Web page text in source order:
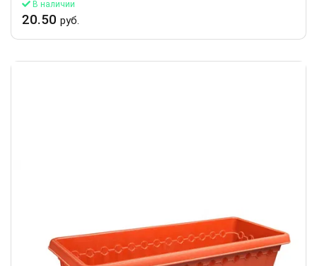
В наличии
20.50 руб.